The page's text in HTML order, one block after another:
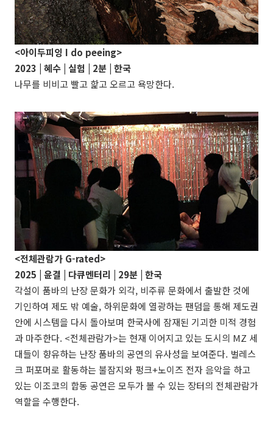
<아이두피잉 I do peeing>
2023 | 혜수 | 실험 | 2분 | 한국
나무를 비비고 빨고 핥고 오르고 욕망한다.
<전체관람가 G-rated>
2025 | 윤결 | 다큐멘터리 | 29분 | 한국
각설이 품바의 난장 문화가 외각, 비주류 문화에서 출발한 것에
기인하여 제도 밖 예술, 하위문화에 열광하는 팬덤을 통해 제도권
안에 시스템을 다시 돌아보며 한국사에 잠재된 기괴한 미적 경험
과 마주한다. <전체관람가>는 현재 이어지고 있는 도시의 MZ 세
대들이 향유하는 난장 품바의 공연의 유사성을 보여준다. 벌레스
크 퍼포머로 활동하는 불잠지와 펑크+노이즈 전자 음악을 하고
있는 이조코의 합동 공연은 모두가 볼 수 있는 장터의 전체관람가
역할을 수행한다.